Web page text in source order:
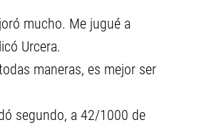
mucho. Me jugué a
Urcera.
maneras, es mejor ser
segundo, a 42/1000 de